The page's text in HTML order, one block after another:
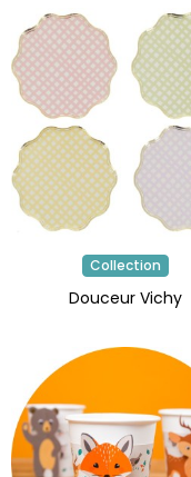
Collection
Douceur Vichy